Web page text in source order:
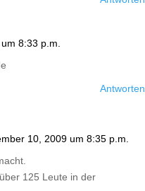
8:33 p.m.
Antworten
10, 2009 um 8:35 p.m.
125 Leute in der